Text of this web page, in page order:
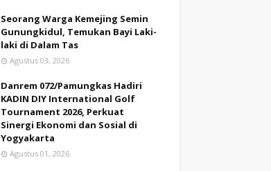
Seorang Warga Kemejing Semin
Gunungkidul, Temukan Bayi Laki-
laki di Dalam Tas
Agustus 03, 2026
Danrem 072/Pamungkas Hadiri
KADIN DIY International Golf
Tournament 2026, Perkuat
Sinergi Ekonomi dan Sosial di
Yogyakarta
Agustus 01, 2026